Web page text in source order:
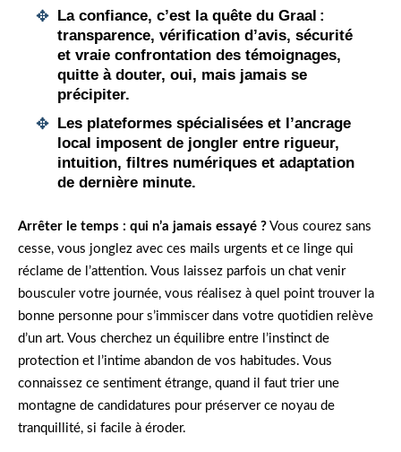
La confiance, c’est la quête du Graal :
transparence, vérification d’avis, sécurité
et vraie confrontation des témoignages,
quitte à douter, oui, mais jamais se
précipiter.
Les plateformes spécialisées et l’ancrage
local imposent de jongler entre rigueur,
intuition, filtres numériques et adaptation
de dernière minute.
Arrêter le temps : qui n’a jamais essayé ? Vous courez sans
cesse, vous jonglez avec ces mails urgents et ce linge qui
réclame de l’attention. Vous laissez parfois un chat venir
bousculer votre journée, vous réalisez à quel point trouver la
bonne personne pour s’immiscer dans votre quotidien relève
d’un art. Vous cherchez un équilibre entre l’instinct de
protection et l’intime abandon de vos habitudes. Vous
connaissez ce sentiment étrange, quand il faut trier une
montagne de candidatures pour préserver ce noyau de
tranquillité, si facile à éroder.